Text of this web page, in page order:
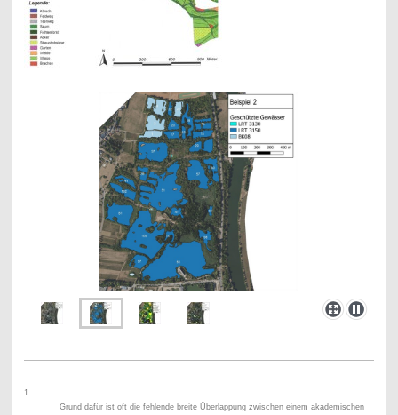
1
Grund dafür ist oft die fehlende breite Überlappungzwischen einem akademischen